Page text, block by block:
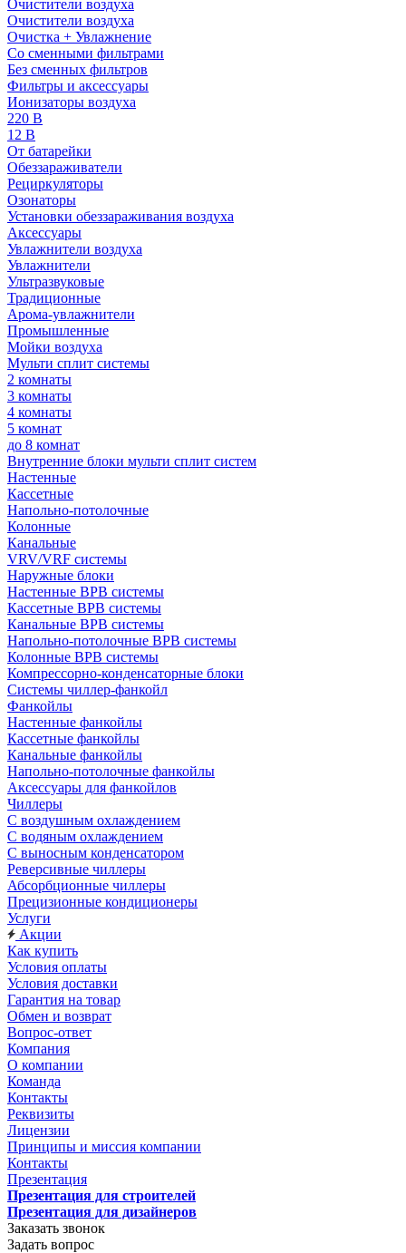
Очистители воздуха
Очистители воздуха
Очистка + Увлажнение
Cо сменными фильтрами
Без сменных фильтров
Фильтры и аксессуары
Ионизаторы воздуха
220 В
12 В
От батарейки
Обеззараживатели
Рециркуляторы
Озонаторы
Установки обеззараживания воздуха
Аксессуары
Увлажнители воздуха
Увлажнители
Ультразвуковые
Традиционные
Арома-увлажнители
Промышленные
Мойки воздуха
Мульти сплит системы
2 комнаты
3 комнаты
4 комнаты
5 комнат
до 8 комнат
Внутренние блоки мульти сплит систем
Настенные
Кассетные
Напольно-потолочные
Колонные
Канальные
VRV/VRF системы
Наружные блоки
Настенные ВРВ системы
Кассетные ВРВ системы
Канальные ВРВ системы
Напольно-потолочные ВРВ системы
Колонные ВРВ системы
Компрессорно-конденсаторные блоки
Системы чиллер-фанкойл
Фанкойлы
Настенные фанкойлы
Кассетные фанкойлы
Канальные фанкойлы
Напольно-потолочные фанкойлы
Аксессуары для фанкойлов
Чиллеры
С воздушным охлаждением
С водяным охлаждением
С выносным конденсатором
Реверсивные чиллеры
Абсорбционные чиллеры
Прецизионные кондиционеры
Услуги
Акции
Как купить
Условия оплаты
Условия доставки
Гарантия на товар
Обмен и возврат
Вопрос-ответ
Компания
О компании
Команда
Контакты
Реквизиты
Лицензии
Принципы и миссия компании
Контакты
Презентация
Презентация для строителей
Презентация для дизайнеров
Заказать звонок
Задать вопрос